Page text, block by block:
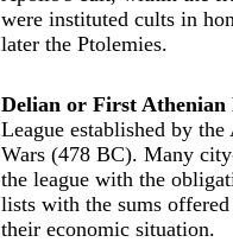
were instituted cults in
later the Ptolemies.
Delian or First Athenian
League established by
Wars (478 BC). Many
the league with the
lists with the sums
their economic situation.